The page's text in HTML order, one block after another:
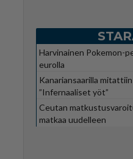
Harvinainen Pokemon-
eurolla
Kanariansaarilla
”Infernaaliset yöt”
Ceutan
matkaa uudelleen